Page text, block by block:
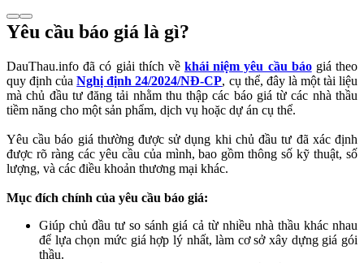
Yêu cầu báo giá là gì?
DauThau.info đã có giải thích về khái niệm yêu cầu báogiá theo
quy định củaNghị định 24/2024/NĐ-CP, cụ thể, đây là một tài liệu
mà chủ đầu tư đăng tải nhằm thu thập các báo giá từ các nhà thầu
tiềm năng cho một sản phẩm, dịch vụ hoặc dự án cụ thể.
Yêu cầu báo giá thường được sử dụng khi chủ đầu tư đã xác định
được rõ ràng các yêu cầu của mình, bao gồm thông số kỹ thuật, số
lượng, và các điều khoản thương mại khác.
Mục đích chính của yêu cầu báo giá:
Giúp chủ đầu tư so sánh giá cả từ nhiều nhà thầu khác nhau
để lựa chọn mức giá hợp lý nhất, làm cơ sở xây dựng giá gói
thầu.